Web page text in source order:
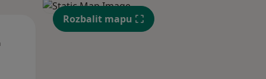
St Čt
Rozbalit mapu